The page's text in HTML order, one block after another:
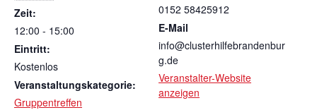
Zeit:
12:00 - 15:00
Eintritt:
Kostenlos
Veranstaltungskategorie:
Gruppentreffen
0152 58425912
E-Mail
info@clusterhilfebrandenbur
g.de
Veranstalter-Website
anzeigen